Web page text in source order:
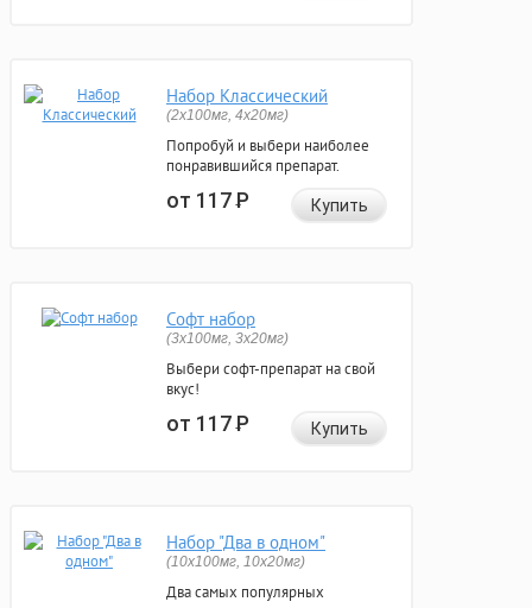
Набор Классический
(2x100мг, 4x20мг)
Попробуй и выбери наиболее
понравившийся препарат.
от 117Р Купить
Софт набор
(3x100мг, 3x20мг)
Выбери софт-препарат на свой
вкус!
от 117Р Купить
Набор "Два в одном"
(10x100мг, 10x20мг)
Два самых популярных